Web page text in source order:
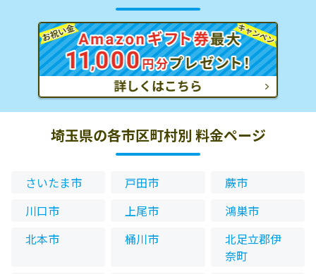
埼玉県の各市区町村別 料金ページ
さいたま市 戸田市
蕨市
川口市
上尾市
鴻巣市
北本市
桶川市
北足立郡伊
奈町